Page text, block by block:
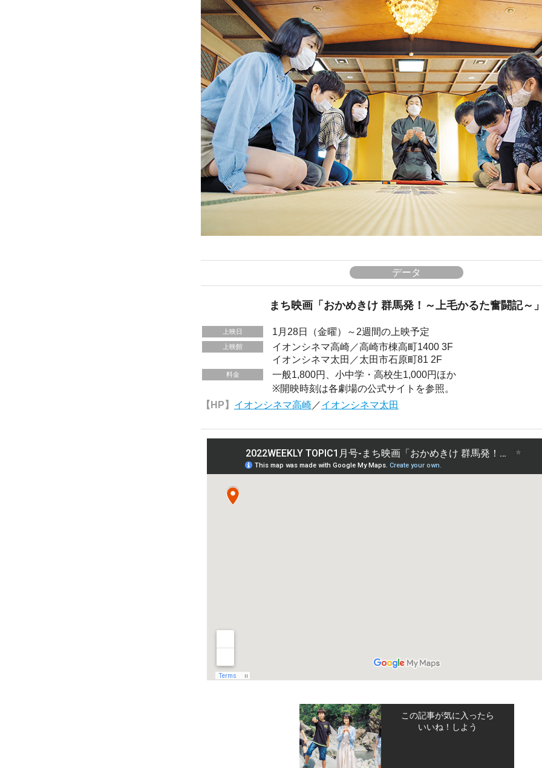
データ
まち映画「おかめきけ 群馬発！～上毛かるた奮闘記～
上映日 1月28日（金曜）～2週間の上映予定
上映館
イオンシネマ高崎／高崎市棟高町1400 3F
イオンシネマ太田／太田市石原町81 2F
料金
一般1,800円、小中学・高校生1,000円ほか
※開映時刻は各劇場の公式サイトを参照。
【HP】 イオンシネマ高崎 ／イオンシネマ太田
この記事が気に入ったら
いいね！しよう